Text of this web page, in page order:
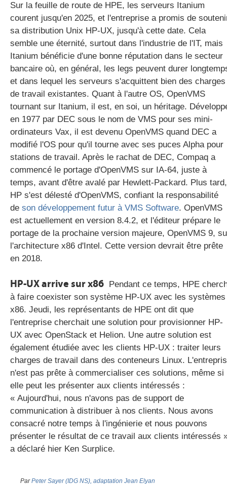
Sur la feuille de route de HPE, les serveurs Itanium
courent jusqu'en 2025, et l'entreprise a promis de
sa distribution Unix HP-UX, jusqu'à cette date. Cela
semble une éternité, surtout dans l'industrie de l'IT, mais
Itanium bénéficie d'une bonne réputation dans le secteur
bancaire où, en général, les legs peuvent durer
et dans lequel les serveurs s'acquittent bien des charges
de travail existantes. Quant à l'autre OS, OpenVMS
tournant sur Itanium, il est, en soi, un héritage.
en 1977 par DEC sous le nom de VMS pour ses mini-
ordinateurs Vax, il est devenu OpenVMS quand DEC a
modifié l'OS pour qu'il tourne avec ses puces Alpha pour
stations de travail. Après le rachat de DEC, Compaq a
commencé le portage d'OpenVMS sur IA-64, juste à
temps, avant d'être avalé par Hewlett-Packard. Plus tard,
HP s'est délesté d'OpenVMS, confiant la responsabilité
de son développement futur à VMS Software. OpenVMS
est actuellement en version 8.4.2, et l'éditeur prépare le
portage de la prochaine version majeure, OpenVMS 9,
l'architecture x86 d'Intel. Cette version devrait être prête
en 2018.
HP-UX arrive sur x86 Pendant ce temps, HPE
à faire coexister son système HP-UX avec les systèmes
x86. Jeudi, les représentants de HPE ont dit que
l'entreprise cherchait une solution pour provisionner HP-
UX avec OpenStack et Helion. Une autre solution est
également étudiée avec les clients HP-UX : traiter leurs
charges de travail dans des conteneurs Linux.
n'est pas prête à commercialiser ces solutions, même si
elle peut les présenter aux clients intéressés :
« Aujourd'hui, nous n'avons pas de support de
communication à distribuer à nos clients. Nous avons
consacré notre temps à l'ingénierie et nous pouvons
présenter le résultat de ce travail aux clients intéressés
a déclaré hier Ken Surplice.
ParPeter Sayer (IDG NS), adaptation Jean Elyan